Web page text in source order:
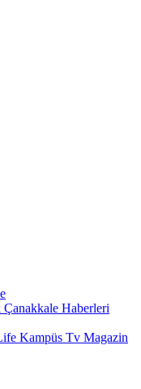
Çanakkale Haberleri
Kampüs Tv Magazin